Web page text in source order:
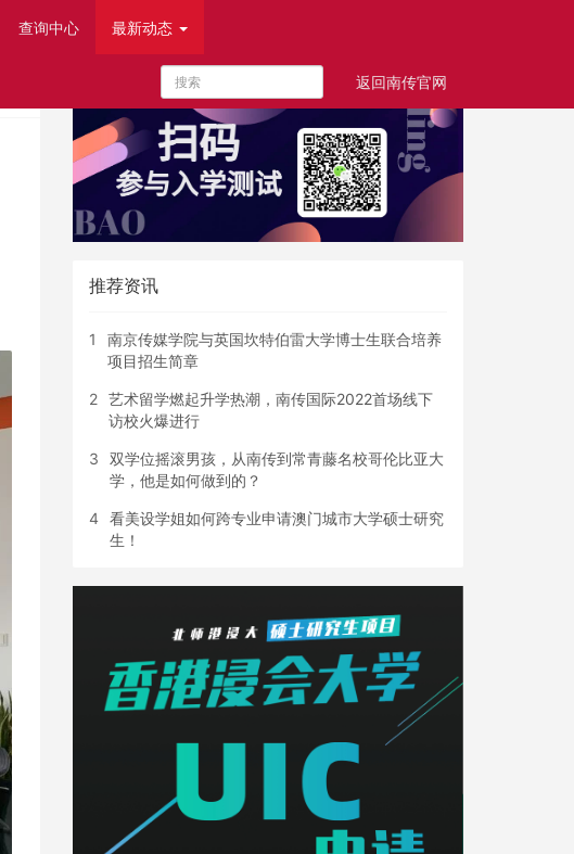
查询中心 最新动态
返回南传官网
推荐资讯
1
南京传媒学院与英国坎特伯雷大学博士生联合培养
项目招生简章
2 艺术留学燃起升学热潮，南传国际2022首场线下
访校火爆进行
3
双学位摇滚男孩，从南传到常青藤名校哥伦比亚大
学，他是如何做到的？
4 看美设学姐如何跨专业申请澳门城市大学硕士研究
生！